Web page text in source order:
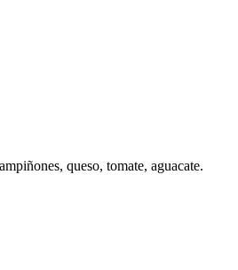
queso, tomate, aguacate.